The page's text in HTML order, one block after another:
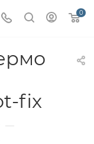
0
fix
—